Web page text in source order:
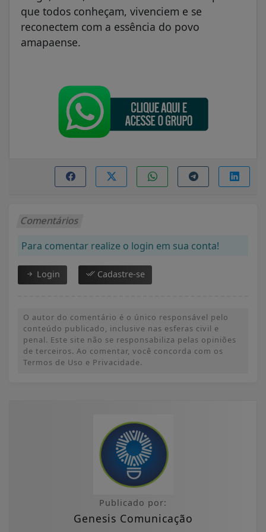
que todos conheçam, vivenciem e se
reconectem com a essência do povo
amapaense.
Comentários
Para comentar realize o login em sua conta!
Login Cadastre-se
O autor do comentário é o único responsável pelo
conteúdo publicado, inclusive nas esferas civil e
penal. Este site não se responsabiliza pelas opiniões
de terceiros. Ao comentar, você concorda com os
Termos de Uso e Privacidade.
Publicado por:
Genesis Comunicação